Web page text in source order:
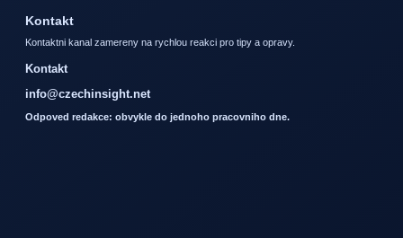
Kontakt
Kontaktni kanal zamereny na rychlou reakci pro tipy a opravy.
Kontakt
info@czechinsight.net
Odpoved redakce: obvykle do jednoho pracovniho dne.